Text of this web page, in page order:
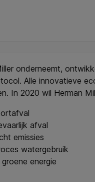
onderneemt,
Alle innovatieve
In 2020 wil Herman
afval
emissies
watergebruik
groene energie